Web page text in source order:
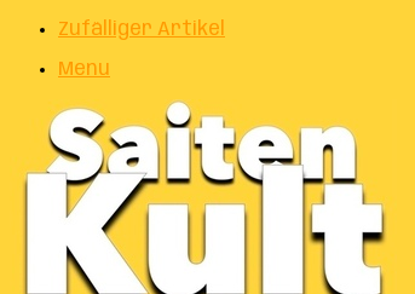
Zufälliger Artikel
Menu